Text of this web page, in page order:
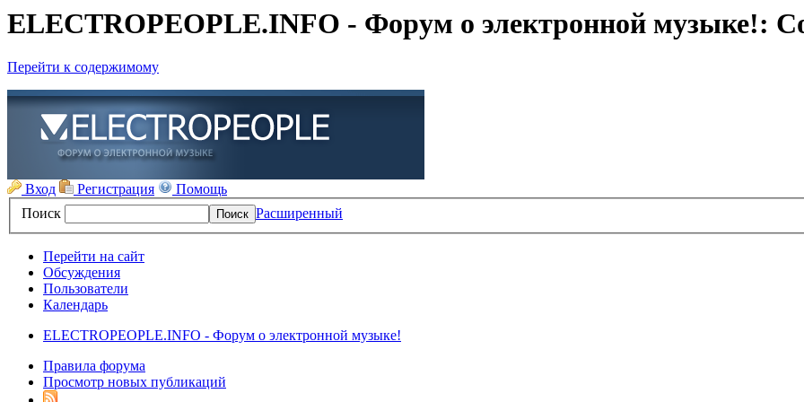
ELECTROPEOPLE.INFO - Форум о электронной музыке!:
Перейти к содержимому
Вход Регистрация
Помощь
Поиск
Расширенный
Перейти на сайт
Обсуждения
Пользователи
Календарь
ELECTROPEOPLE.INFO - Форум о электронной музыке!
Правила форума
Просмотр новых публикаций